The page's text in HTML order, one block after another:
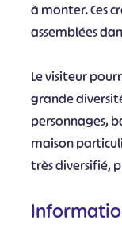
à monter. Ces
assemblées
Le visiteur
grande
personnages,
maison
très diversifié,